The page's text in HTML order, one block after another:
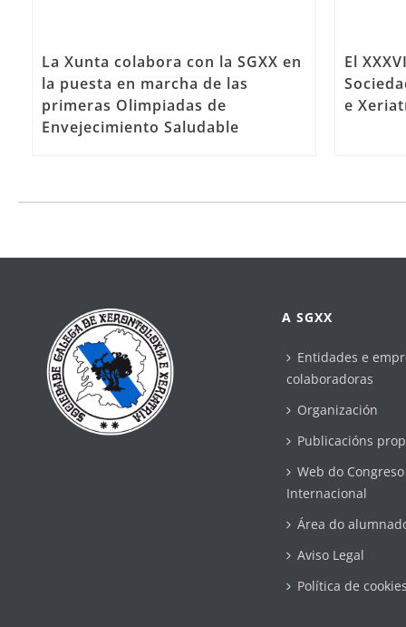
La Xunta colabora con la SGXX en
la puesta en marcha de las
primeras Olimpiadas de
Envejecimiento Saludable
El
e
A SGXX
Entidades e
colaboradoras
Organización
Publicacións
Web do Congreso
Internacional
Área do
Aviso Legal
Política de